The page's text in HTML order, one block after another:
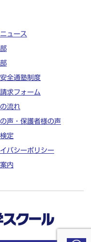
ュース
全通塾制度
求フォーム
流れ
声・保護者様の声
定
バシーポリシー
内